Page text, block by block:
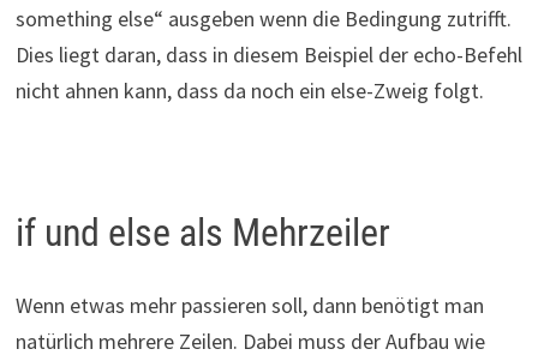
something else“ ausgeben wenn die Bedingung zutrifft.
Dies liegt daran, dass in diesem Beispiel der echo-Befehl
nicht ahnen kann, dass da noch ein else-Zweig folgt.
if und else als Mehrzeiler
Wenn etwas mehr passieren soll, dann benötigt man
natürlich mehrere Zeilen. Dabei muss der Aufbau wie